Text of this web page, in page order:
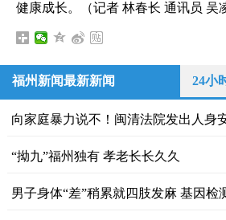
健康成长。（记者 林春长 通讯员 吴
福州新闻最新新闻 24小
向家庭暴力说不！闽清法院发出人身
“拗九”福州独有 孝老长长久久
男子身体“差”稍累就四肢发麻 基因检